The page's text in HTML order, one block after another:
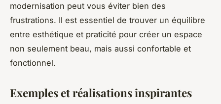
modernisation peut vous éviter bien des
frustrations. Il est essentiel de trouver un équilibre
entre esthétique et praticité pour créer un espace
non seulement beau, mais aussi confortable et
fonctionnel.
Exemples et réalisations inspirantes